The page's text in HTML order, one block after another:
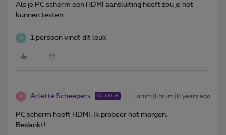
Als je PC scherm een HDMI aansluiting heeft zou je het
kunnen testen.
W 1 persoon vindt dit leuk
A Arlette Scheepers AUTEUR Forum|Forum|8 years ago
PC scherm heeft HDMI. Ik probeer het morgen.
Bedankt!